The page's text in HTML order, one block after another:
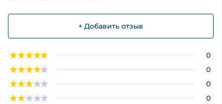
+ Добавить отзыв
0
0
0
0